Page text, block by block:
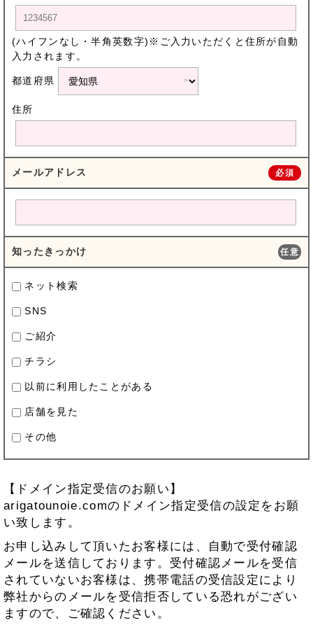
(ハイフンなし・半角英数字)※ご入力いただくと住所が自動
入力されます。
都道府県
住所
メールアドレス 必須
知ったきっかけ 任意
ネット検索
SNS
ご紹介
チラシ
以前に利用したことがある
店舗を見た
その他
【ドメイン指定受信のお願い】
arigatounoie.comのドメイン指定受信の設定をお願
い致します。
お申し込みして頂いたお客様には、自動で受付確認
メールを送信しております。受付確認メールを受信
されていないお客様は、携帯電話の受信設定により
弊社からのメールを受信拒否している恐れがござい
ますので、ご確認ください。